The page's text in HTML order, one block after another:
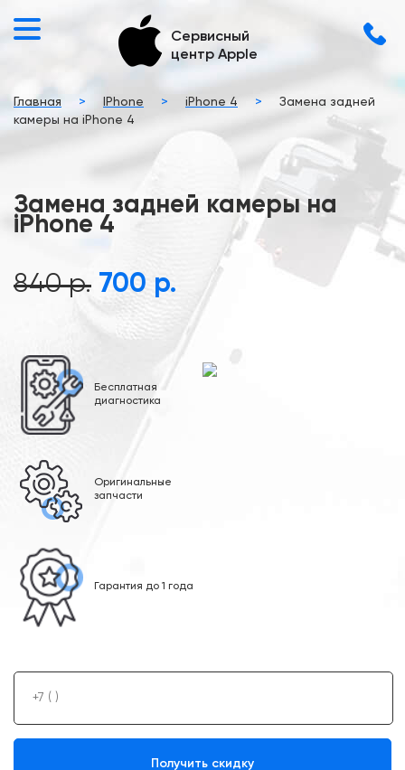
Сервисный
центр Apple
Главная > IPhone > iPhone 4 >
Замена задней
камеры на iPhone 4
Замена задней камеры на
iPhone 4
840 р. 700 р.
Бесплатная
диагностика
Оригинальные
запчасти
Гарантия до 1 года